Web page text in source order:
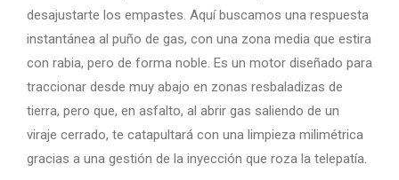
desajustarte los empastes. Aquí buscamos una respuesta
instantánea al puño de gas, con una zona media que estira
con rabia, pero de forma noble. Es un motor diseñado para
traccionar desde muy abajo en zonas resbaladizas de
tierra, pero que, en asfalto, al abrir gas saliendo de un
viraje cerrado, te catapultará con una limpieza milimétrica
gracias a una gestión de la inyección que roza la telepatía.